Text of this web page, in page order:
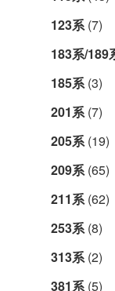
123系 (7)
183系/189
185系 (3)
201系 (7)
205系 (19)
209系 (65)
211系 (62)
253系 (8)
313系 (2)
381系 (5)